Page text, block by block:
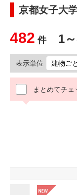
京都女子大
482 件 1
表示単位
まとめてチェ